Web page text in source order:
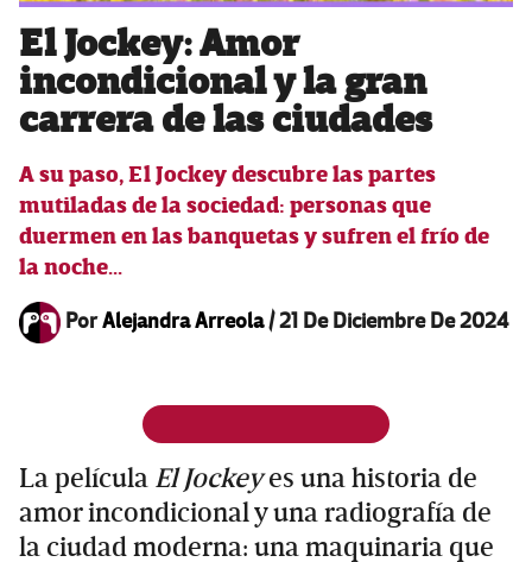
El Jockey: Amor
incondicional y la gran
carrera de las ciudades
A su paso, El Jockey descubre las partes
mutiladas de la sociedad: personas que
duermen en las banquetas y sufren el frío de
la noche...
PorAlejandra Arreola/21 De Diciembre De 2024
La película El Jockeyes una historia de
amor incondicional y una radiografía de
la ciudad moderna: una maquinaria que